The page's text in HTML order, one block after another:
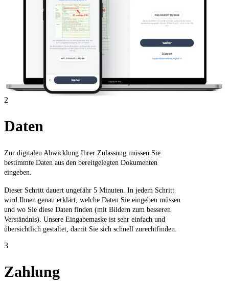
2
Daten
Zur digitalen Abwicklung Ihrer Zulassung müssen Sie
bestimmte Daten aus den bereitgelegten Dokumenten
eingeben.
Dieser Schritt dauert ungefähr 5 Minuten. In jedem Schritt
wird Ihnen genau erklärt, welche Daten Sie eingeben müssen
und wo Sie diese Daten finden (mit Bildern zum besseren
Verständnis). Unsere Eingabemaske ist sehr einfach und
übersichtlich gestaltet, damit Sie sich schnell zurechtfinden.
3
Zahlung